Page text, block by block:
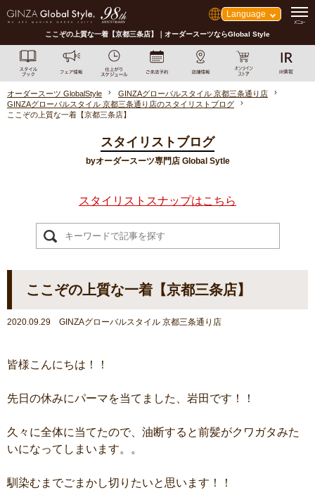
Language
ここぞの上質な一着【京都三条店】｜オーダースーツならGlobal Style
オーダースーツ GlobalStyle
GINZAグローバルスタイル 京都三条通り店
GINZAグローバルスタイル 京都三条通り店のスタイリストブログ
ここぞの上質な一着【京都三条店】
スタイリストブログ
byオーダースーツ専門店 Global Sytle
スタイリストスナップはこちら
ここぞの上質な一着【京都三条店】
2020.09.29 GINZAグローバルスタイル 京都三条通り店
皆様こんにちは！！
先日の休みにパーマを当てました、岩田です！！
久々に全体に当てたので、油断すると前髪がクワガタみた
いになってしまいます。。
馴染むまでごまかし切りたいと思います！！